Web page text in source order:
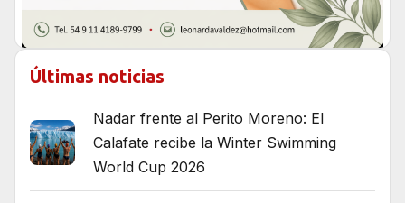
Últimas noticias
Nadar frente al Perito Moreno: El
Calafate recibe la Winter Swimming
World Cup 2026